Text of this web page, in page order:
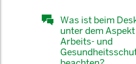
Was ist beim
unter dem
Arbeits- und